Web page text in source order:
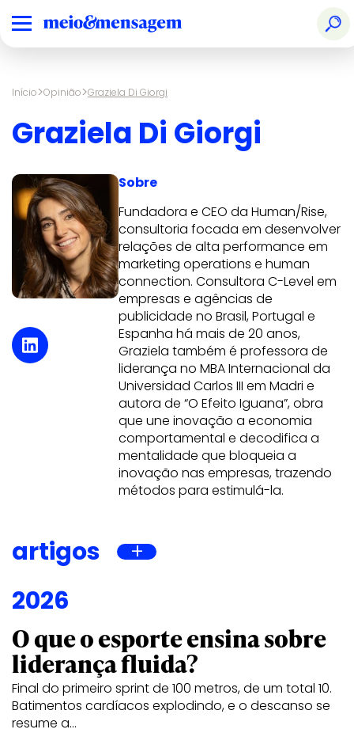
Início>Opinião>Graziela Di Giorgi
Graziela Di Giorgi
Sobre
Fundadora e CEO da Human/Rise,
consultoria focada em desenvolver
relações de alta performance em
marketing operations e human
connection. Consultora C-Level em
empresas e agências de
publicidade no Brasil, Portugal e
Espanha há mais de 20 anos,
Graziela também é professora de
liderança no MBA Internacional da
Universidad Carlos III em Madri e
autora de “O Efeito Iguana”, obra
que une inovação a economia
comportamental e decodifica a
mentalidade que bloqueia a
inovação nas empresas, trazendo
métodos para estimulá-la.
artigos
2026
O que o esporte ensina sobre
liderança fluida?
Final do primeiro sprint de 100 metros, de um total 10.
Batimentos cardíacos explodindo, e o descanso se
resume a…